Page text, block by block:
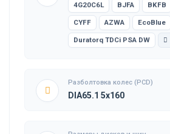
4G20C6L BJFA BKFB
CYFF AZWA EcoBlue
Duratorq TDCi PSA DW
Разболтовка колес (PCD)
DIA65.1 5x160